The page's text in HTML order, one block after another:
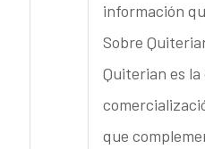
información
Sobre
Quiterian es
que